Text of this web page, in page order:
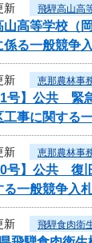
新 飛騨高山高
高等学校（
る一般競争
新 恵那農林事
号】公共 緊
事に関する
新 恵那農林事
号】公共 復
一般競争入
新 飛騨食肉衛